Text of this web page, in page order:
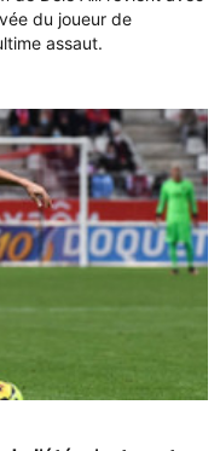
du joueur de
assaut.